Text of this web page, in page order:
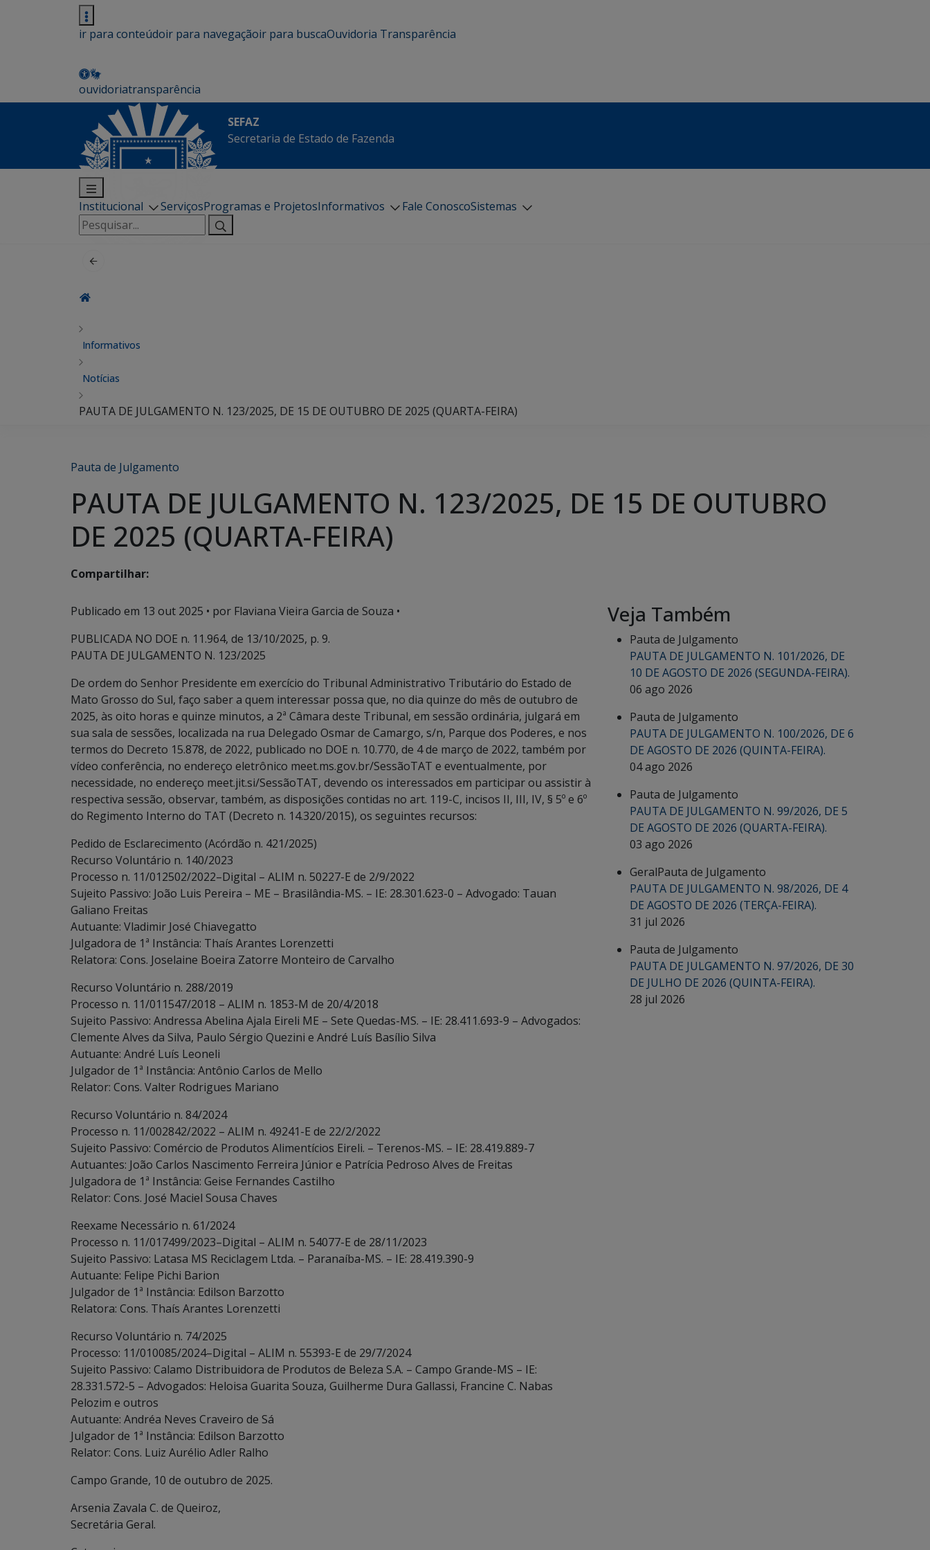
ir para conteúdoir para navegaçãoir para buscaOuvidoria Transparência
ouvidoriatransparência
SEFAZ
Secretaria de Estado de Fazenda
Institucional ServiçosProgramas e ProjetosInformativos Fale ConoscoSistemas
Pesquisar
por:
Informativos
Notícias
PAUTA DE JULGAMENTO N. 123/2025, DE 15 DE OUTUBRO DE 2025 (QUARTA-FEIRA)
Pauta de Julgamento
PAUTA DE JULGAMENTO N. 123/2025, DE 15 DE OUTUBRO
DE 2025 (QUARTA-FEIRA)
Compartilhar:
Publicado em 13 out 2025 • por Flaviana Vieira Garcia de Souza •
PUBLICADA NO DOE n. 11.964, de 13/10/2025, p. 9.
PAUTA DE JULGAMENTO N. 123/2025
De ordem do Senhor Presidente em exercício do Tribunal Administrativo Tributário do Estado de
Mato Grosso do Sul, faço saber a quem interessar possa que, no dia quinze do mês de outubro de
2025, às oito horas e quinze minutos, a 2ª Câmara deste Tribunal, em sessão ordinária, julgará em
sua sala de sessões, localizada na rua Delegado Osmar de Camargo, s/n, Parque dos Poderes, e nos
termos do Decreto 15.878, de 2022, publicado no DOE n. 10.770, de 4 de março de 2022, também por
vídeo conferência, no endereço eletrônico meet.ms.gov.br/SessãoTAT e eventualmente, por
necessidade, no endereço meet.jit.si/SessãoTAT, devendo os interessados em participar ou assistir à
respectiva sessão, observar, também, as disposições contidas no art. 119-C, incisos II, III, IV, § 5º e 6º
do Regimento Interno do TAT (Decreto n. 14.320/2015), os seguintes recursos:
Pedido de Esclarecimento (Acórdão n. 421/2025)
Recurso Voluntário n. 140/2023
Processo n. 11/012502/2022–Digital – ALIM n. 50227-E de 2/9/2022
Sujeito Passivo: João Luis Pereira – ME – Brasilândia-MS. – IE: 28.301.623-0 – Advogado: Tauan
Galiano Freitas
Autuante: Vladimir José Chiavegatto
Julgadora de 1ª Instância: Thaís Arantes Lorenzetti
Relatora: Cons. Joselaine Boeira Zatorre Monteiro de Carvalho
Recurso Voluntário n. 288/2019
Processo n. 11/011547/2018 – ALIM n. 1853-M de 20/4/2018
Sujeito Passivo: Andressa Abelina Ajala Eireli ME – Sete Quedas-MS. – IE: 28.411.693-9 – Advogados:
Clemente Alves da Silva, Paulo Sérgio Quezini e André Luís Basílio Silva
Autuante: André Luís Leoneli
Julgador de 1ª Instância: Antônio Carlos de Mello
Relator: Cons. Valter Rodrigues Mariano
Recurso Voluntário n. 84/2024
Processo n. 11/002842/2022 – ALIM n. 49241-E de 22/2/2022
Sujeito Passivo: Comércio de Produtos Alimentícios Eireli. – Terenos-MS. – IE: 28.419.889-7
Autuantes: João Carlos Nascimento Ferreira Júnior e Patrícia Pedroso Alves de Freitas
Julgadora de 1ª Instância: Geise Fernandes Castilho
Relator: Cons. José Maciel Sousa Chaves
Reexame Necessário n. 61/2024
Processo n. 11/017499/2023–Digital – ALIM n. 54077-E de 28/11/2023
Sujeito Passivo: Latasa MS Reciclagem Ltda. – Paranaíba-MS. – IE: 28.419.390-9
Autuante: Felipe Pichi Barion
Julgador de 1ª Instância: Edilson Barzotto
Relatora: Cons. Thaís Arantes Lorenzetti
Recurso Voluntário n. 74/2025
Processo: 11/010085/2024–Digital – ALIM n. 55393-E de 29/7/2024
Sujeito Passivo: Calamo Distribuidora de Produtos de Beleza S.A. – Campo Grande-MS – IE:
28.331.572-5 – Advogados: Heloisa Guarita Souza, Guilherme Dura Gallassi, Francine C. Nabas
Pelozim e outros
Autuante: Andréa Neves Craveiro de Sá
Julgador de 1ª Instância: Edilson Barzotto
Relator: Cons. Luiz Aurélio Adler Ralho
Campo Grande, 10 de outubro de 2025.
Arsenia Zavala C. de Queiroz,
Secretária Geral.
Veja Também
Pauta de Julgamento
PAUTA DE JULGAMENTO N. 101/2026, DE
10 DE AGOSTO DE 2026 (SEGUNDA-FEIRA).
06 ago 2026
Pauta de Julgamento
PAUTA DE JULGAMENTO N. 100/2026, DE 6
DE AGOSTO DE 2026 (QUINTA-FEIRA).
04 ago 2026
Pauta de Julgamento
PAUTA DE JULGAMENTO N. 99/2026, DE 5
DE AGOSTO DE 2026 (QUARTA-FEIRA).
03 ago 2026
GeralPauta de Julgamento
PAUTA DE JULGAMENTO N. 98/2026, DE 4
DE AGOSTO DE 2026 (TERÇA-FEIRA).
31 jul 2026
Pauta de Julgamento
PAUTA DE JULGAMENTO N. 97/2026, DE 30
DE JULHO DE 2026 (QUINTA-FEIRA).
28 jul 2026